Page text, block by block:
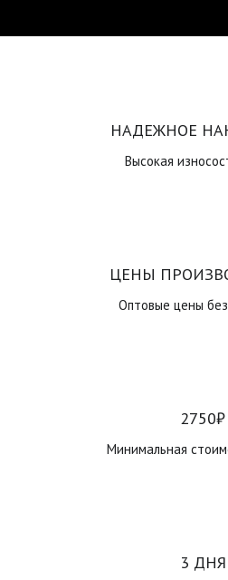
НАДЕЖНОЕ
Высокая
ЦЕНЫ
Оптовые цены
2750₽
Минимальная
3 ДНЯ